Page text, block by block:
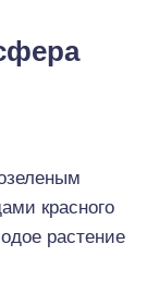
красного
растение